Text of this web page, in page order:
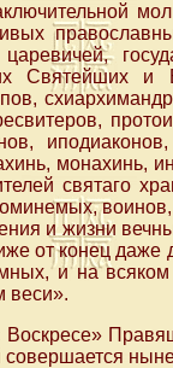
Святейших и
монахинь,
святаго
и жизни
от конец
и на
веси».
Воскресе»
совершается